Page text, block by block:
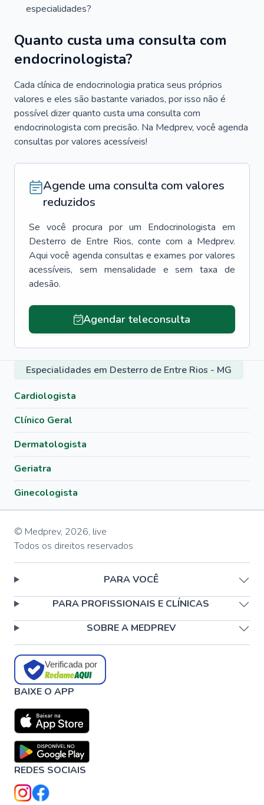
especialidades?
Quanto custa uma consulta com
endocrinologista?
Cada clínica de endocrinologia pratica seus próprios
valores e eles são bastante variados, por isso não é
possível dizer quanto custa uma consulta com
endocrinologista com precisão. Na Medprev, você agenda
consultas por valores acessíveis!
Agende uma consulta com valores
reduzidos
Se você procura por um Endocrinologista em
Desterro de Entre Rios, conte com a Medprev.
Aqui você agenda consultas e exames por valores
acessíveis, sem mensalidade e sem taxa de
adesão.
Agendar teleconsulta
Especialidades em Desterro de Entre Rios - MG
Cardiologista
Clínico Geral
Dermatologista
Geriatra
Ginecologista
© Medprev, 2026, live
Todos os direitos reservados
PARA VOCÊ
PARA PROFISSIONAIS E CLÍNICAS
SOBRE A MEDPREV
Verificada por
BAIXE O APP
REDES SOCIAIS